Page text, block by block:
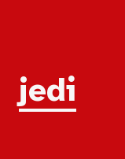
Tag:
jedi